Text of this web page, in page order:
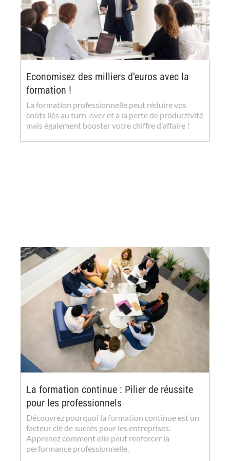
Economisez des milliers d’euros avec la
formation !
La formation professionnelle peut réduire vos
coûts liés au turn-over et à la perte de productivité
mais également booster votre chiffre d'affaire !
La formation continue : Pilier de réussite
pour les professionnels
Découvrez pourquoi la formation continue est un
facteur clé de succès pour les entreprises.
Apprenez comment elle peut renforcer la
performance professionnelle.